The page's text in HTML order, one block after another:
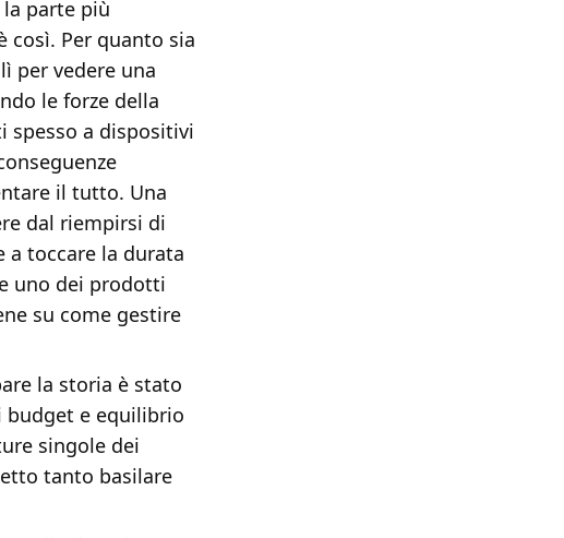
parte più
così. Per quanto sia
per vedere una
le forze della
a dispositivi
il tutto. Una
dal riempirsi di
toccare la durata
uno dei prodotti
su come gestire
la storia è stato
e equilibrio
singole dei
tanto basilare